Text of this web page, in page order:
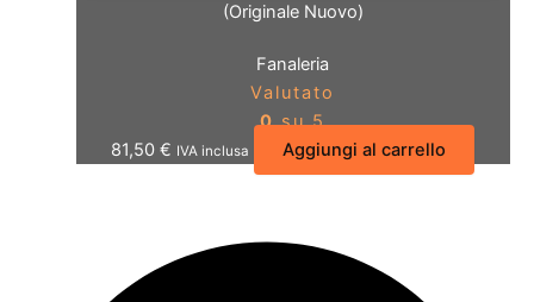
(Originale Nuovo)
Fanaleria
Valutato
0su 5
81,50€ IVA inclusa Aggiungi al carrello